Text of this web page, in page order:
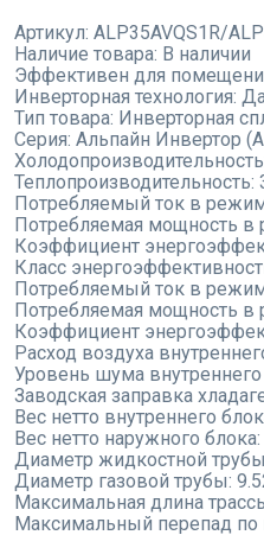
Артикул: ALP35AVQS1R/
Наличие товара: В наличии
Эффективен для
Инверторная технология:
Тип товара: Инверторная
Серия: Альпайн Инвертор
Теплопроизводительность:
Потребляемый ток в
Потребляемая мощность
Коэффициент
Класс
Потребляемый ток в
Потребляемая мощность в
Коэффициент
Расход воздуха
Уровень шума внутреннего
Заводская заправка
Вес нетто внутреннего
Вес нетто наружного блока:
Диаметр жидкостной
Диаметр газовой трубы:
Максимальная длина
Максимальный перепад